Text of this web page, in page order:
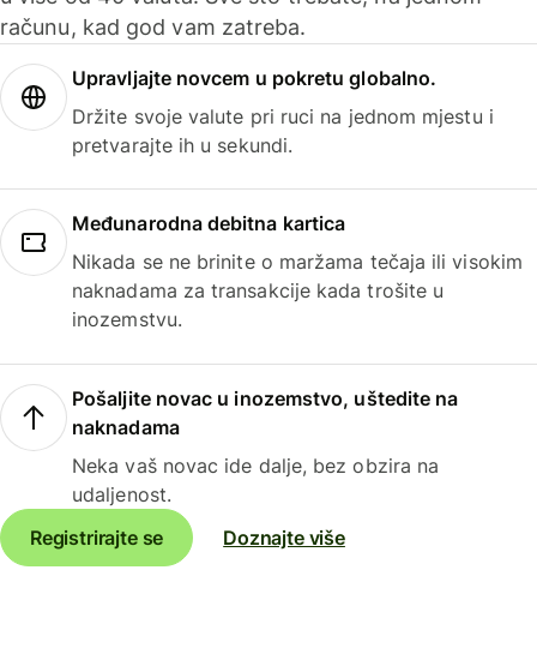
računu, kad god vam zatreba.
Upravljajte novcem u pokretu globalno.
Držite svoje valute pri ruci na jednom mjestu i
pretvarajte ih u sekundi.
Međunarodna debitna kartica
Nikada se ne brinite o maržama tečaja ili visokim
naknadama za transakcije kada trošite u
inozemstvu.
Pošaljite novac u inozemstvo, uštedite na
naknadama
Neka vaš novac ide dalje, bez obzira na
udaljenost.
Registrirajte se
Doznajte više